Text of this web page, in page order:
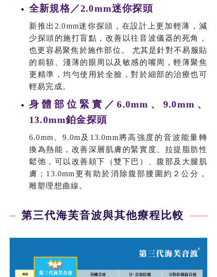
全新規格／2.0mm迷你探頭
新推出2.0mm迷你探頭，在設計上更加輕薄，減
少探頭的施打盲點，改善以往音波儀器的死角，
也更容易聚焦於施作部位。 尤其是針對不易服貼
的前額、淺薄的眼周以及敏感的嘴周，輕薄聚焦
更精準，均勻使用於全臉，對於細部的治療也可
輕易完成。
身體部位緊實／6.0mm、9.0mm、
13.0mm鉑金探頭
6.0mm、9.0m及13.0mm將高強度的音波能量轉
換為熱能，改善深層肌膚的緊實度、拉提脂肪性
鬆弛，可以改善頦下（雙下巴）、腹部及大腿肌
膚；13.0mm更有助於消除腹部腰圍約２公分，
雕塑理想曲線。
第三代海芙音波與其他療程比較